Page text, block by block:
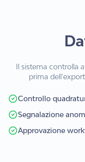
Il sistema controlla
prima
Controllo
Segnalazione
Approvazione